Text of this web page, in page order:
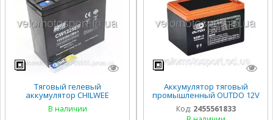
Тяговый гелевый
аккумулятор CHILWEE
CW1225EB- 25A/H
В наличии
Аккумулятор тяговый
промышленный OUTDO 12V
12Ah 6-DZF-13 (6-DZM-13)
Код: 2455561833